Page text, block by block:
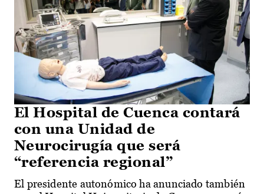
El Hospital de Cuenca contará
con una Unidad de
Neurocirugía que será
“referencia regional”
El presidente autonómico ha anunciado también